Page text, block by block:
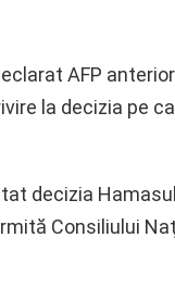
AFP
la decizia pe
decizia
Consiliului